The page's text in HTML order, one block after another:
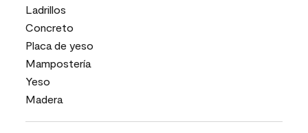
Ladrillos
Concreto
Placa de yeso
Mampostería
Yeso
Madera